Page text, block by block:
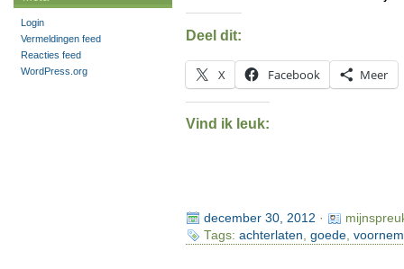
Deel dit:
X Facebook Meer
Vind ik leuk:
december 30, 2012 ·
Tags: achterlaten goede,
Login
Vermeldingen feed
Reacties feed
WordPress.org